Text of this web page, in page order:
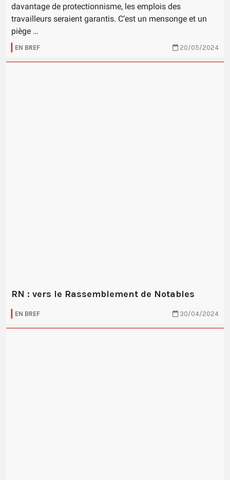
davantage de protectionnisme, les emplois des
travailleurs seraient garantis. C’est un mensonge et un
piège …
EN BREF 20/05/2024
RN : vers le Rassemblement de Notables
EN BREF 30/04/2024